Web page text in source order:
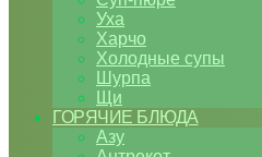
Уха
Харчо
Холодные супы
Шурпа
Щи
ГОРЯЧИЕ БЛЮДА
Азу